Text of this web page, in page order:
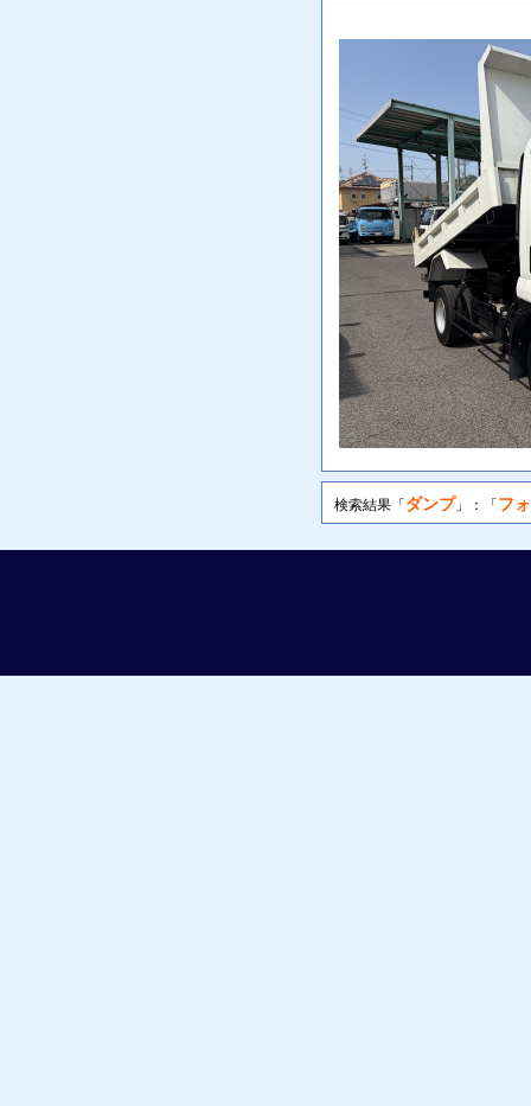
検索結果「ダンプ」：「フ